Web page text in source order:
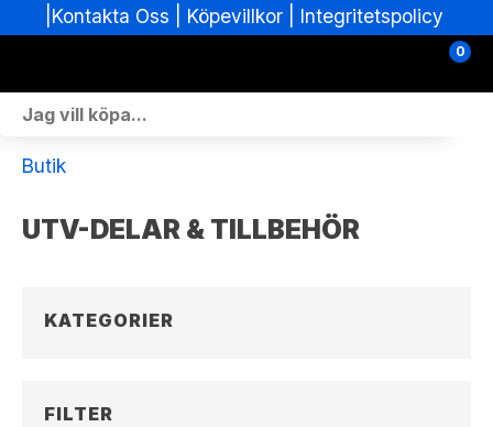
Köpevillkor| Integritetspolicy
0
ATV-delar & Tillbehör
Butik
UTV-DELAR & TILLBEHÖR
KATEGORIER
FILTER